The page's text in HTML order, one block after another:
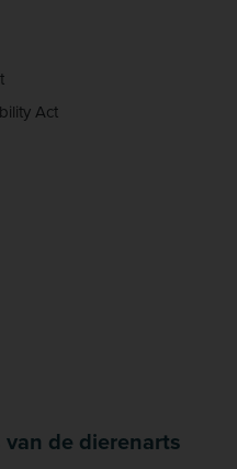
Act
de dierenarts